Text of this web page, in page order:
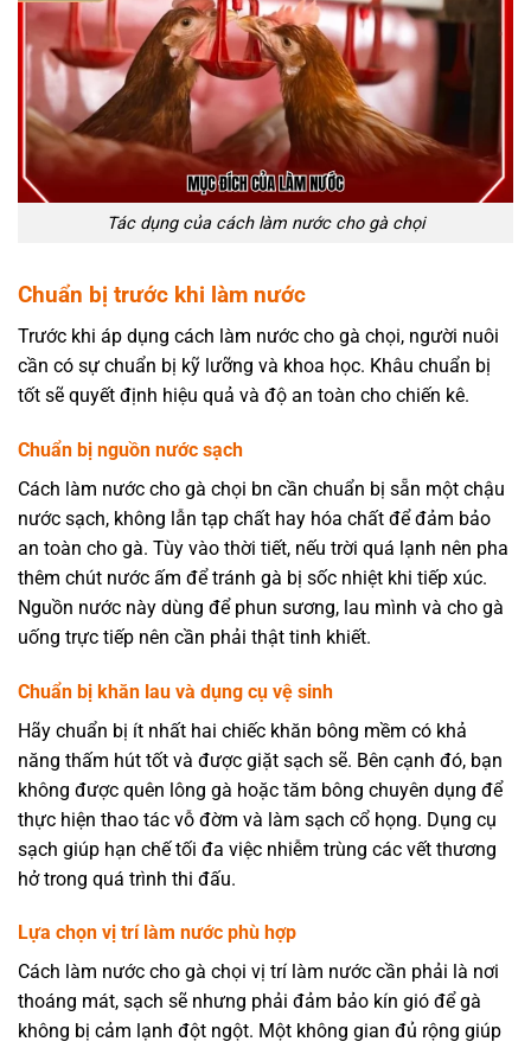
Tác dụng của cách làm nước cho gà chọi
Chuẩn bị trước khi làm nước
Trước khi áp dụng cách làm nước cho gà chọi, người nuôi
cần có sự chuẩn bị kỹ lưỡng và khoa học. Khâu chuẩn bị
tốt sẽ quyết định hiệu quả và độ an toàn cho chiến kê.
Chuẩn bị nguồn nước sạch
Cách làm nước cho gà chọi bn cần chuẩn bị sẵn một chậu
nước sạch, không lẫn tạp chất hay hóa chất để đảm bảo
an toàn cho gà. Tùy vào thời tiết, nếu trời quá lạnh nên pha
thêm chút nước ấm để tránh gà bị sốc nhiệt khi tiếp xúc.
Nguồn nước này dùng để phun sương, lau mình và cho gà
uống trực tiếp nên cần phải thật tinh khiết.
Chuẩn bị khăn lau và dụng cụ vệ sinh
Hãy chuẩn bị ít nhất hai chiếc khăn bông mềm có khả
năng thấm hút tốt và được giặt sạch sẽ. Bên cạnh đó, bạn
không được quên lông gà hoặc tăm bông chuyên dụng để
thực hiện thao tác vỗ đờm và làm sạch cổ họng. Dụng cụ
sạch giúp hạn chế tối đa việc nhiễm trùng các vết thương
hở trong quá trình thi đấu.
Lựa chọn vị trí làm nước phù hợp
Cách làm nước cho gà chọi vị trí làm nước cần phải là nơi
thoáng mát, sạch sẽ nhưng phải đảm bảo kín gió để gà
không bị cảm lạnh đột ngột. Một không gian đủ rộng giúp